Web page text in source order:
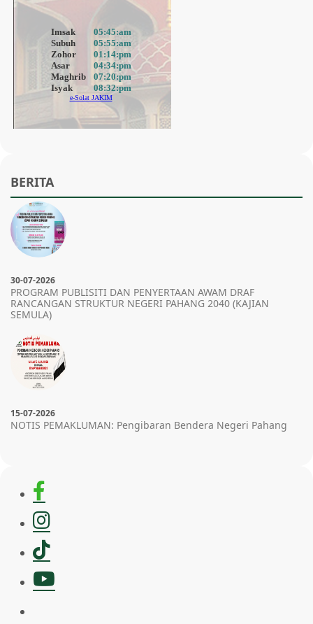
BERITA
30-07-2026
PROGRAM PUBLISITI DAN PENYERTAAN AWAM DRAF
RANCANGAN STRUKTUR NEGERI PAHANG 2040 (KAJIAN
SEMULA)
15-07-2026
NOTIS PEMAKLUMAN: Pengibaran Bendera Negeri Pahang